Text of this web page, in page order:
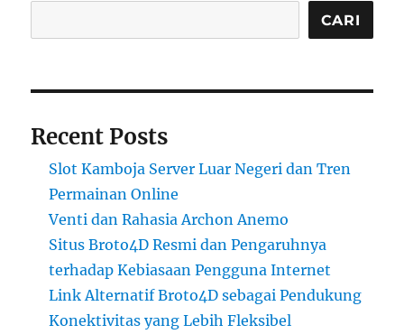
CARI
Recent Posts
Slot Kamboja Server Luar Negeri dan Tren
Permainan Online
Venti dan Rahasia Archon Anemo
Situs Broto4D Resmi dan Pengaruhnya
terhadap Kebiasaan Pengguna Internet
Link Alternatif Broto4D sebagai Pendukung
Konektivitas yang Lebih Fleksibel